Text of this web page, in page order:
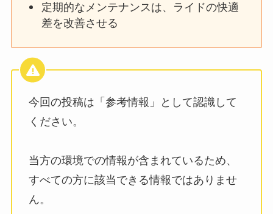
定期的なメンテナンスは、ライドの快適
差を改善させる
今回の投稿は「参考情報」として認識して
ください。
当方の環境での情報が含まれているため、
すべての方に該当できる情報ではありませ
ん。